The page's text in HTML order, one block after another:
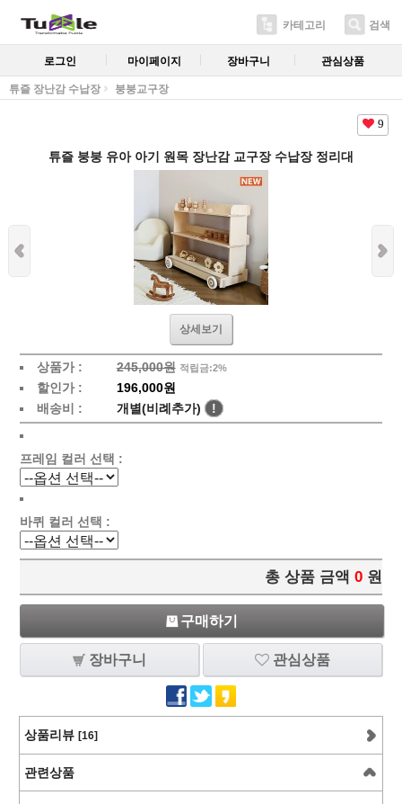
카테고리 검색
로그인 마이페이지 장바구니 관심상품
튜즐 장난감 수납장 붕붕교구장
9
튜즐 붕붕 유아 아기 원목 장난감 교구장 수납장 정리대
상세보기
상품가 : 245,000원 적립금:2%
할인가 :
196,000원
배송비 :
개별(비례추가) !
프레임 컬러 선택 :
바퀴 컬러 선택 :
총 상품 금액 0 원
구매하기
장바구니 관심상품
상품리뷰 [16]
관련상품